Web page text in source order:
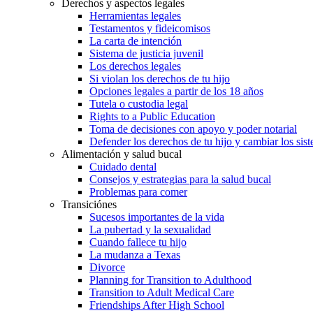
Derechos y aspectos legales
Herramientas legales
Testamentos y fideicomisos
La carta de intención
Sistema de justicia juvenil
Los derechos legales
Si violan los derechos de tu hijo
Opciones legales a partir de los 18 años
Tutela o custodia legal
Rights to a Public Education
Toma de decisiones con apoyo y poder notarial
Defender los derechos de tu hijo y cambiar los
Alimentación y salud bucal
Cuidado dental
Consejos y estrategias para la salud bucal
Problemas para comer
Transiciónes
Sucesos importantes de la vida
La pubertad y la sexualidad
Cuando fallece tu hijo
La mudanza a Texas
Divorce
Planning for Transition to Adulthood
Transition to Adult Medical Care
Friendships After High School